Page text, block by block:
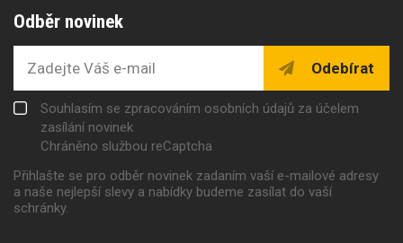
Odběr novinek
Odebírat
Souhlasím se zpracováním osobních údajů za účelem
zasílání novinek
Chráněno službou reCaptcha
Přihlašte se pro odběr novinek zadaním vaší e-mailové adresy
a naše nejlepší slevy a nabídky budeme zasílat do vaší
schránky.